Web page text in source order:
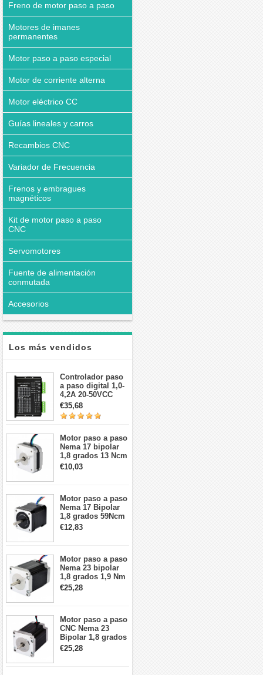
Freno de motor paso a paso
Motores de imanes
permanentes
Motor paso a paso especial
Motor de corriente alterna
Motor eléctrico CC
Guías lineales y carros
Recambios CNC
Variador de Frecuencia
Frenos y embragues
magnéticos
Kit de motor paso a paso
CNC
Servomotores
Fuente de alimentación
conmutada
Accesorios
Los más vendidos
Controlador paso
a paso digital 1,0-
4,2A 20-50VCC
para motor paso a
paso Nema 17, 23,
24
€35,68
Motor paso a paso
Nema 17 bipolar
1,8 grados 13 Ncm
1A 3,5 V
42x42x20mm 4
€10,03
Motor paso a paso
Nema 17 Bipolar
1,8 grados 59Ncm
2A 42x48mm 4
cables compatible
€12,83
Motor paso a paso
Nema 23 bipolar
1,8 grados 1,9 Nm
2,8 A 3,2 V
57x57x76mm 4
€25,28
Motor paso a paso
CNC Nema 23
Bipolar 1,8 grados
1,9 Nm 3A 3,36 V
57x57x76mm 4
€25,28